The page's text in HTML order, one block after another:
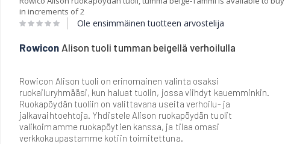
in increments of 2
Ole ensimmäinen tuotteen arvostelija
Rowicon Alison tuoli tumman beigellä verhoilulla
Rowicon Alison tuoli on erinomainen valinta osaksi
ruokailuryhmääsi, kun haluat tuolin, jossa viihdyt kauemminkin.
Ruokapöydän tuoliin on valittavana useita verhoilu- ja
jalkavaihtoehtoja. Yhdistele Alison ruokapöydän tuolit
valikoimamme ruokapöytien kanssa, ja tilaa omasi
verkkokaupastamme kotiin toimitettuna.